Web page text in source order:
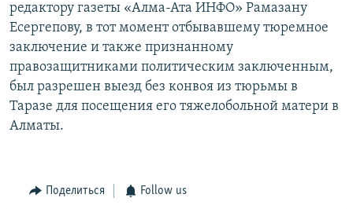
редактору газеты «Алма-Ата ИНФО» Рамазану
Есергепову, в тот момент отбывавшему тюремное
заключение и также признанному
правозащитниками политическим заключенным,
был разрешен выезд без конвоя из тюрьмы в
Таразе для посещения его тяжелобольной матери в
Алматы.
Поделиться Follow us